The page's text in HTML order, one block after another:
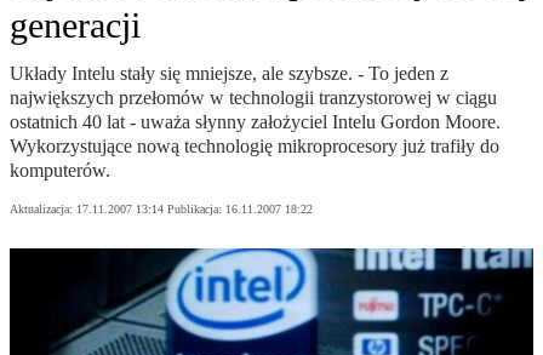
generacji
Układy Intelu stały się mniejsze, ale szybsze. - To jeden z
największych przełomów w technologii tranzystorowej w ciągu
ostatnich 40 lat - uważa słynny założyciel Intelu Gordon Moore.
Wykorzystujące nową technologię mikroprocesory już trafiły do
komputerów.
Aktualizacja: 17.11.2007 13:14 Publikacja: 16.11.2007 18:22